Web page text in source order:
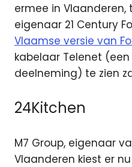
ermee in Vlaanderen,
eigenaar 21 Century
Vlaamse versie van
kabelaar Telenet
deelneming) te zien
24Kitchen
M7 Group, eigenaar
Vlaanderen kiest er